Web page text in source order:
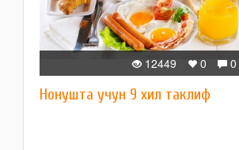
0
0
12449
Нонушта учун 9 хил таклиф